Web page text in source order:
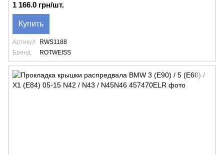
1 166.0 грн/шт.
Купить
Артикул
RWS1188
Бренд
ROTWEISS